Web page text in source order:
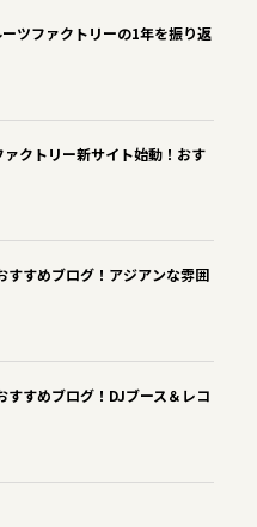
ツファクトリーの1年を振り返
クトリー新サイト始動！おす
すすめブログ！アジアンな雰囲
すすめブログ！DJブース＆レコ